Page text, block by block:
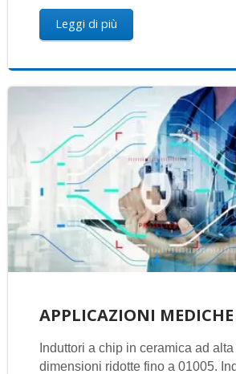
Leggi di più
APPLICAZIONI MEDICHE
Induttori a chip in ceramica ad
dimensioni ridotte fino a 01005.